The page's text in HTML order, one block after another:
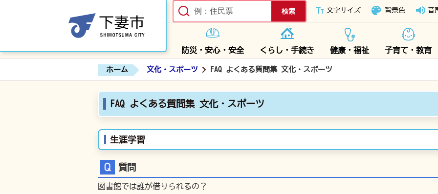
下妻市ホームページ
文字サイズ 背景色 音
防災・安心・安全 くらし・手続き 健康・福祉 子育て・教育
ホーム 文化・スポーツ FAQ よくある質問集 文化・スポーツ
FAQ よくある質問集 文化・スポーツ
生涯学習
質問
図書館では誰が借りられるの？